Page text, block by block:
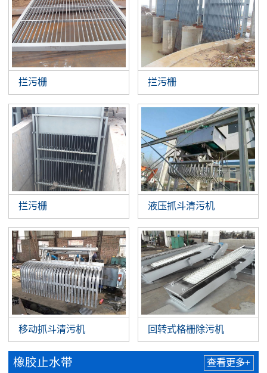
拦污栅 拦污栅
拦污栅 液压抓斗清污机
移动抓斗清污机 回转式格栅除污机
橡胶止水带 查看更多+